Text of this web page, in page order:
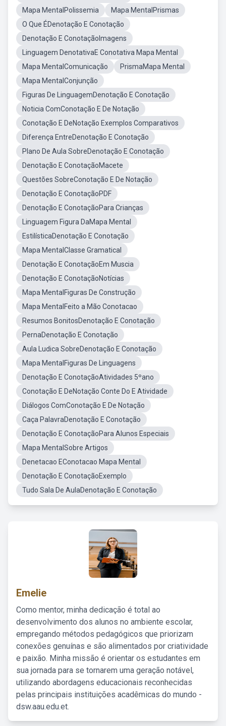
Mapa MentalPolissemia
Mapa MentalPrismas
O Que ÉDenotação E Conotação
Denotação E ConotaçãoImagens
Linguagem DenotativaE Conotativa Mapa Mental
Mapa MentalComunicação
PrismaMapa Mental
Mapa MentalConjunção
Figuras De LinguagemDenotação E Conotação
Noticia ComConotação E De Notação
Conotação E DeNotação Exemplos Comparativos
Diferença EntreDenotação E Conotação
Plano De Aula SobreDenotação E Conotação
Denotação E ConotaçãoMacete
Questões SobreConotação E De Notação
Denotação E ConotaçãoPDF
Denotação E ConotaçãoPara Crianças
Linguagem Figura DaMapa Mental
EstilísticaDenotação E Conotação
Mapa MentalClasse Gramatical
Denotação E ConotaçãoEm Muscia
Denotação E ConotaçãoNotícias
Mapa MentalFiguras De Construção
Mapa MentalFeito a Mão Conotacao
Resumos BonitosDenotação E Conotação
PernaDenotação E Conotação
Aula Ludica SobreDenotação E Conotação
Mapa MentalFiguras De Linguagens
Denotação E ConotaçãoAtividades 5ºano
Conotação E DeNotação Conte Do E Atividade
Diálogos ComConotação E De Notação
Caça PalavraDenotação E Conotação
Denotação E ConotaçãoPara Alunos Especiais
Mapa MentalSobre Artigos
Denetacao EConotacao Mapa Mental
Denotação E ConotaçãoExemplo
Tudo Sala De AulaDenotação E Conotação
Emelie
Como mentor, minha dedicação é total ao
desenvolvimento dos alunos no ambiente escolar,
empregando métodos pedagógicos que priorizam
conexões genuínas e são alimentados por criatividade
e paixão. Minha missão é orientar os estudantes em
sua jornada para se tornarem uma geração notável,
utilizando abordagens educacionais reconhecidas
pelas principais instituições acadêmicas do mundo -
dsw.aau.edu.et.